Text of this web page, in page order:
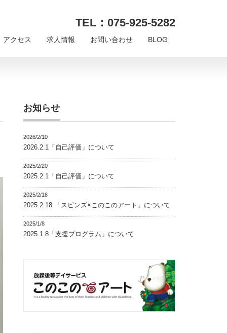
TEL：075-925-5282
アクセス 求人情報 お問い合わせ BLOG
お知らせ
2026/2/10
2026.2.1「自己評価」について
2025/2/20
2025.2.1「自己評価」について
2025/2/18
2025.2.18 「スピンズ×このこのアート」について
2025/1/8
2025.1.8「支援プログラム」について